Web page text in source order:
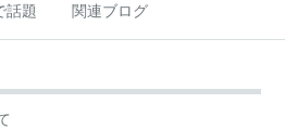
話題 関連ブログ